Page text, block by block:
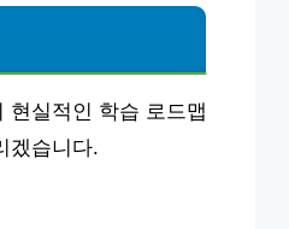
현실적인 학습 로드맵
겠습니다.